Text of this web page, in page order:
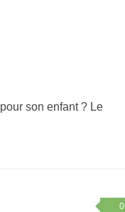
son enfant ? Le
0